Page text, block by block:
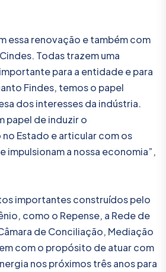
essa renovação e também com
Todas trazem uma
para a entidade e para
Findes, temos o papel
dos interesses da indústria.
papel de induzir o
Estado e articular com os
impulsionam a nossa economia”,
importantes construídos pelo
como o Repense, a Rede de
de Conciliação, Mediação
com o propósito de atuar com
nos próximos três anos para